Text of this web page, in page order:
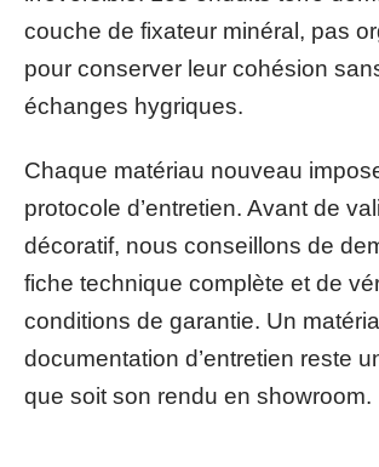
couche de fixateur minéral, pas
pour conserver leur cohésion
échanges hygriques.
Chaque matériau nouveau
protocole d’entretien. Avant de
décoratif, nous conseillons de
fiche technique complète et de
conditions de garantie. Un
documentation d’entretien reste
que soit son rendu en showroom.